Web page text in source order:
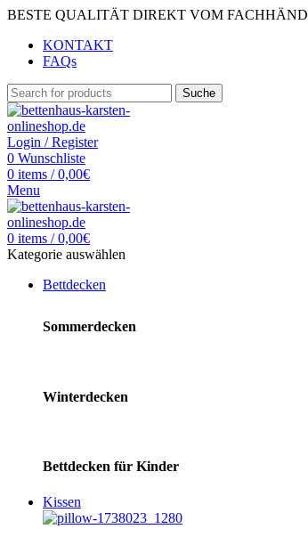
BESTE QUALITÄT DIREKT VOM
KONTAKT
FAQs
Suche
Login / Register
0 Wunschliste
0 items / 0,00€
Menu
0 items / 0,00€
Kategorie auswählen
Bettdecken
Sommerdecken
Winterdecken
Bettdecken für Kinder
Kissen